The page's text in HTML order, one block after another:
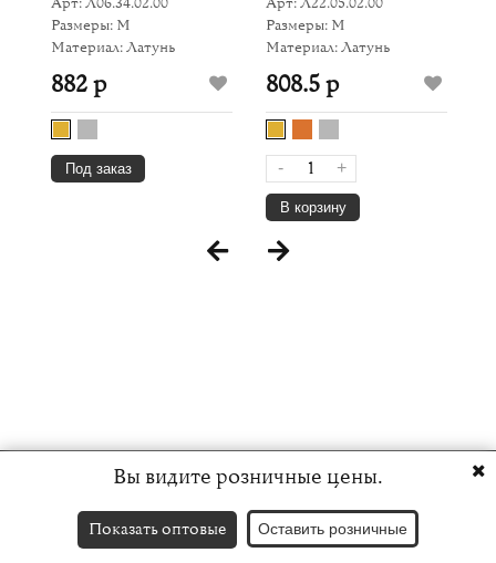
Размеры: M
Материал: Латунь
882 р
Под заказ
Размеры: M
Материал: Латунь
808.5 р
- +
В корзину
Вы видите розничные цены.
Показать оптовые Оставить розничные